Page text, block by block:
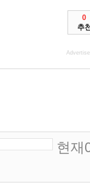
0
추
현재